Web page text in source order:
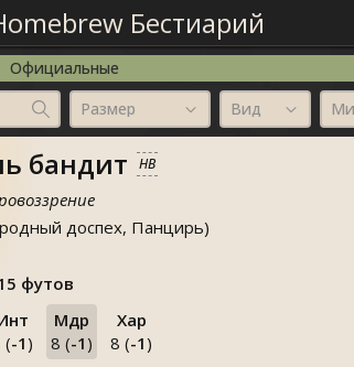
Бестиарий
Официальные
Размер Вид
бандит HB
доспех, Панцирь)
футов
(-1 )
Мдр
8 (-1 )
Хар
8 (-1 )